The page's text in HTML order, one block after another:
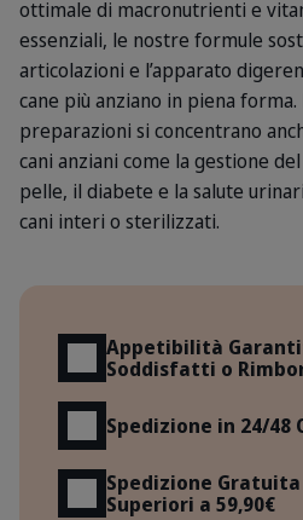
ottimale di macronutrienti e
essenziali, le nostre formule
articolazioni e l’apparato
cane più anziano in piena
preparazioni si concentrano
cani anziani come la gestione
pelle, il diabete e la salute
cani interi o sterilizzati.
Appetibilità
Soddisfatti o
Spedizione in 24/48
Spedizione
Superiori a 59,90€